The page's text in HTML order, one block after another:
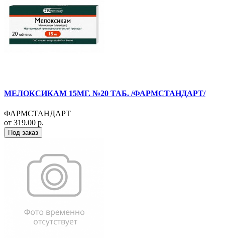
МЕЛОКСИКАМ 15МГ. №20 ТАБ. /ФАРМСТАНДАРТ/
ФАРМСТАНДАРТ
от 319.00 р.
Под заказ